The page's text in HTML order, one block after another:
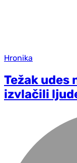
Hronika
Težak udes
izvlačili